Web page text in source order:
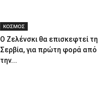
ΚΟΣΜΟΣ
Ο Ζελένσκι θα επισκεφτεί τη
Σερβία, για πρώτη φορά από
την...